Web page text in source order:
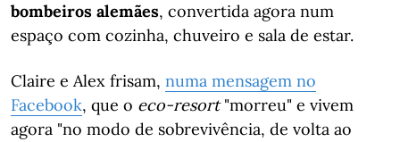
bombeiros alemães, convertida agora num
espaço com cozinha, chuveiro e sala de estar.
Claire e Alex frisam, numa mensagem no
Facebook, que o eco-resort"morreu" e vivem
agora "no modo de sobrevivência, de volta ao